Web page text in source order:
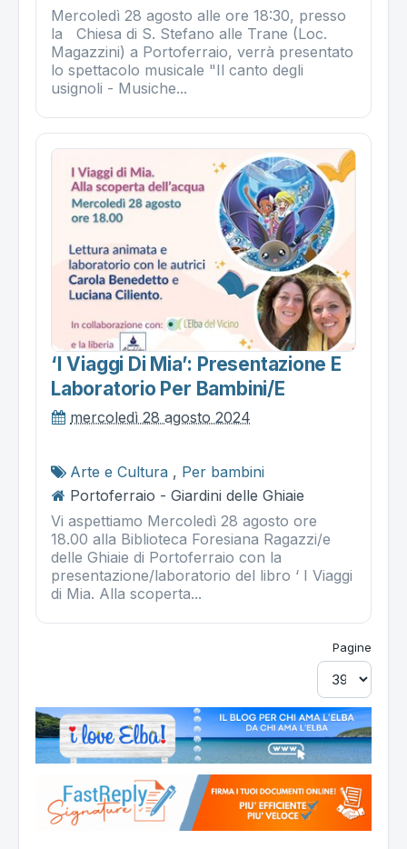
Mercoledì 28 agosto alle ore 18:30, presso
la Chiesa di S. Stefano alle Trane (Loc.
Magazzini) a Portoferraio, verrà presentato
lo spettacolo musicale "Il canto degli
usignoli - Musiche...
‘i Viaggi Di Mia’: Presentazione E
Laboratorio Per Bambini/e
mercoledì 28 agosto 2024
Arte e Cultura , Per bambini
Portoferraio - Giardini delle Ghiaie
Vi aspettiamo Mercoledì 28 agosto ore
18.00 alla Biblioteca Foresiana Ragazzi/e
delle Ghiaie di Portoferraio con la
presentazione/laboratorio del libro ‘ I Viaggi
di Mia. Alla scoperta...
Pagine